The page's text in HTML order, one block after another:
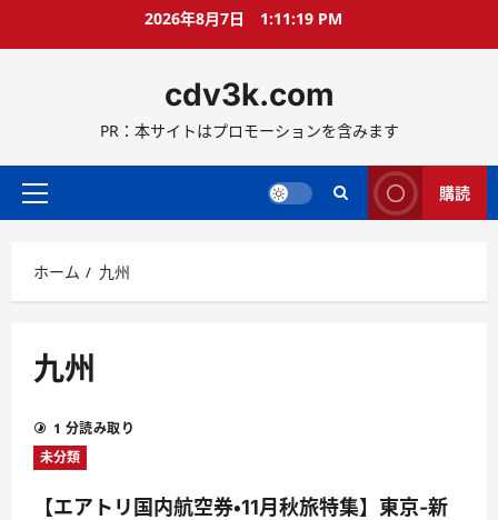
ス
ッ
2026年8月7日 1:11:20 PM
cdv3k.com
PR：本サイトはプロモーションを含みます
メ
メ
ニ
ー
購読
ホーム 九州
九州
1 分読み取り
未分類
【エアトリ国内航空券・11月秋旅特集】東京-新